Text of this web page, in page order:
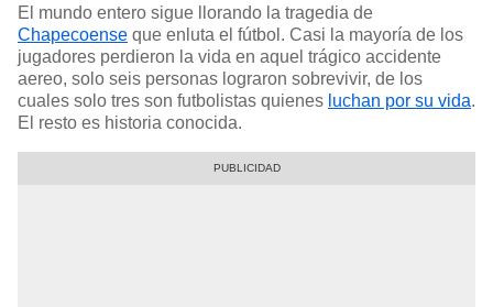
El mundo entero sigue llorando la tragedia de
Chapecoense que enluta el fútbol. Casi la mayoría de los
jugadores perdieron la vida en aquel trágico accidente
aereo, solo seis personas lograron sobrevivir, de los
cuales solo tres son futbolistas quienes luchan por su vida.
El resto es historia conocida.